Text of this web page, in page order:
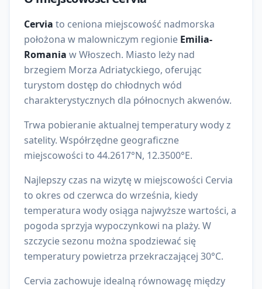
Cervia to ceniona miejscowość nadmorska
położona w malowniczym regionie Emilia-
Romania wWłoszech. Miasto leży nad
brzegiem Morza Adriatyckiego, oferując
turystom dostęp do chłodnych wód
charakterystycznych dla północnych akwenów.
Trwa pobieranie aktualnej temperatury wody z
satelity. Współrzędne geograficzne
miejscowości to 44.2617°N, 12.3500°E.
Najlepszy czas na wizytę w miejscowości Cervia
to okres od czerwca do września, kiedy
temperatura wody osiąga najwyższe wartości, a
pogoda sprzyja wypoczynkowi na plaży. W
szczycie sezonu można spodziewać się
temperatury powietrza przekraczającej 30°C.
Cervia zachowuje idealną równowagę między